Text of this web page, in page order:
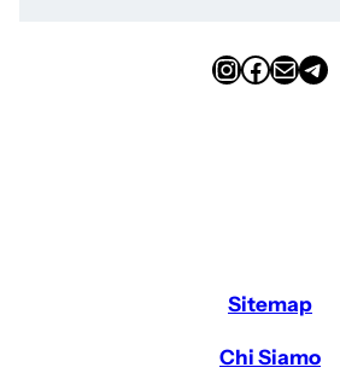
InstagramFacebook Email Telegram
Sitemap
Chi Siamo